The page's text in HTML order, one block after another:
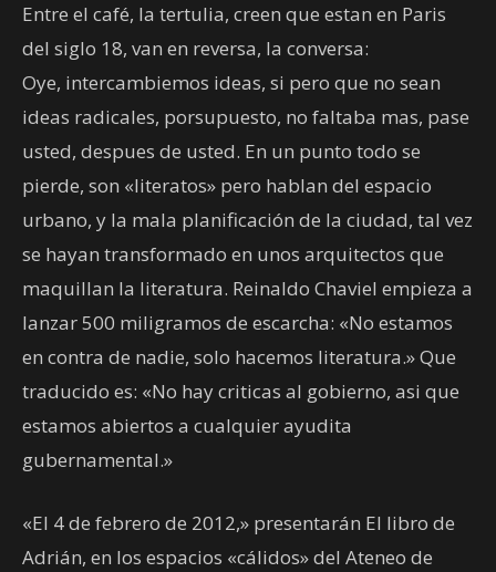
Entre el café, la tertulia, creen que estan en Paris
del siglo 18, van en reversa, la conversa:
Oye, intercambiemos ideas, si pero que no sean
ideas radicales, porsupuesto, no faltaba mas, pase
usted, despues de usted. En un punto todo se
pierde, son «literatos» pero hablan del espacio
urbano, y la mala planificación de la ciudad, tal vez
se hayan transformado en unos arquitectos que
maquillan la literatura. Reinaldo Chaviel empieza a
lanzar 500 miligramos de escarcha: «No estamos
en contra de nadie, solo hacemos literatura.» Que
traducido es: «No hay criticas al gobierno, asi que
estamos abiertos a cualquier ayudita
gubernamental.»
«El 4 de febrero de 2012,» presentarán El libro de
Adrián, en los espacios «cálidos» del Ateneo de